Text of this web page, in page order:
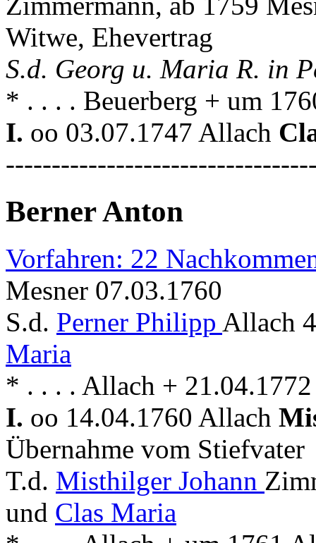
Witwe, Ehevertrag
S.d. Georg u. Maria R. in
* . . . . Beuerberg + um
I. oo 03.07.1747 Allach
Berner Anton
Vorfahren: 22
Mesner 07.03.1760
S.d. Perner Philipp Allach
Maria
* . . . . Allach +
I. oo 14.04.1760 Allach
Übernahme vom Stiefvater
T.d. Misthilger Johann
und Clas Maria